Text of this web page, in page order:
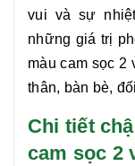
vui và sự
những giá trị
màu cam sọc 2
thân, bàn bè,
Chi tiết
cam sọc 2